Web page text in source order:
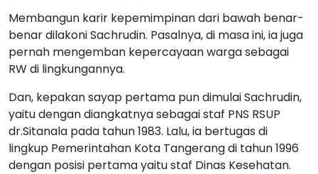
Membangun karir kepemimpinan dari bawah benar-
benar dilakoni Sachrudin. Pasalnya, di masa ini, ia juga
pernah mengemban kepercayaan warga sebagai
RW di lingkungannya.
Dan, kepakan sayap pertama pun dimulai Sachrudin,
yaitu dengan diangkatnya sebagai staf PNS RSUP
dr.Sitanala pada tahun 1983. Lalu, ia bertugas di
lingkup Pemerintahan Kota Tangerang di tahun 1996
dengan posisi pertama yaitu staf Dinas Kesehatan.